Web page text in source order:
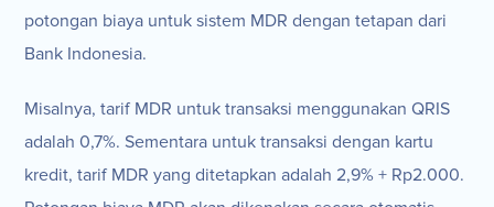
potongan biaya untuk sistem MDR dengan tetapan dari
Bank Indonesia.
Misalnya, tarif MDR untuk transaksi menggunakan QRIS
adalah 0,7%. Sementara untuk transaksi dengan kartu
kredit, tarif MDR yang ditetapkan adalah 2,9% + Rp2.000.